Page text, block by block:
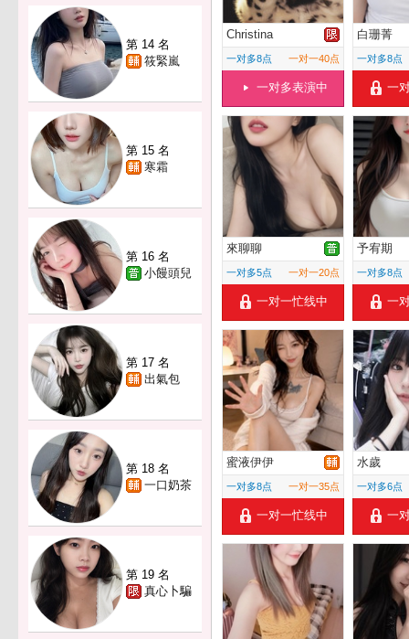
第 14 名
筱緊嵐
第 15 名
寒霜
第 16 名
小饅頭兒
第 17 名
出氣包
第 18 名
一口奶茶
第 19 名
真心卜騙
Christina
一对多8点 一对一40点
一对多表演中
白珊菁
一对多8点
一
來聊聊
一对多5点 一对一20点
一对一忙线中
予宥期
一对多8点
一
蜜液伊伊
一对多8点 一对一35点
一对一忙线中
水歲
一对多6点
一